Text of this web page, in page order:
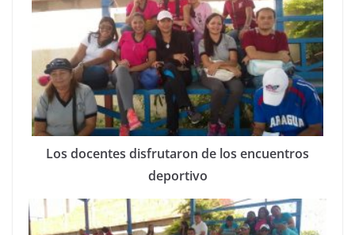
Los docentes disfrutaron de los encuentros
deportivo